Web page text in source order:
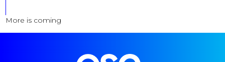
More is coming